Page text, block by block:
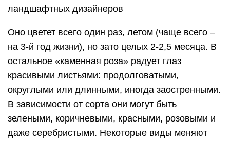
ландшафтных дизайнеров
Оно цветет всего один раз, летом (чаще всего –
на 3-й год жизни), но зато целых 2-2,5 месяца. В
остальное «каменная роза» радует глаз
красивыми листьями: продолговатыми,
округлыми или длинными, иногда заостренными.
В зависимости от сорта они могут быть
зелеными, коричневыми, красными, розовыми и
даже серебристыми. Некоторые виды меняют